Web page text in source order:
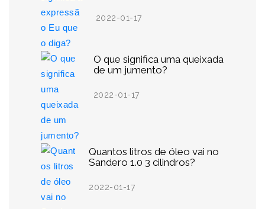
2022-01-17
O que significa uma queixada
de um jumento?
2022-01-17
Quantos litros de óleo vai no
Sandero 1.0 3 cilindros?
2022-01-17